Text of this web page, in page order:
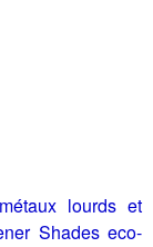
lourds et
Shades eco-